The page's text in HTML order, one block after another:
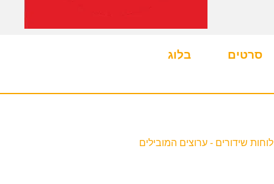
סרטים בלוג
לוחות שידורים - ערוצים המובילים